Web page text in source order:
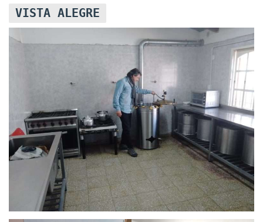
VISTA ALEGRE